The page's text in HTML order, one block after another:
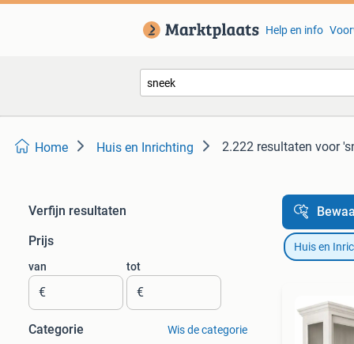
Help en info
Home Huis en Inrichting 2.222 resultaten voor
Verfijn resultaten
Prijs
van
€
tot
€
Categorie Wis de categorie
Huis en